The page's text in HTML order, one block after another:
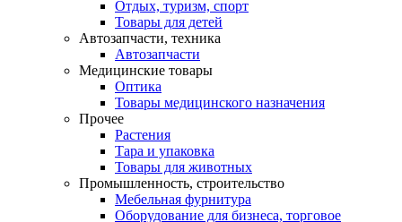
Отдых, туризм, спорт
Товары для детей
Автозапчасти, техника
Автозапчасти
Медицинские товары
Оптика
Товары медицинского назначения
Прочее
Растения
Тара и упаковка
Товары для животных
Промышленность, строительство
Мебельная фурнитура
Оборудование для бизнеса, торговое